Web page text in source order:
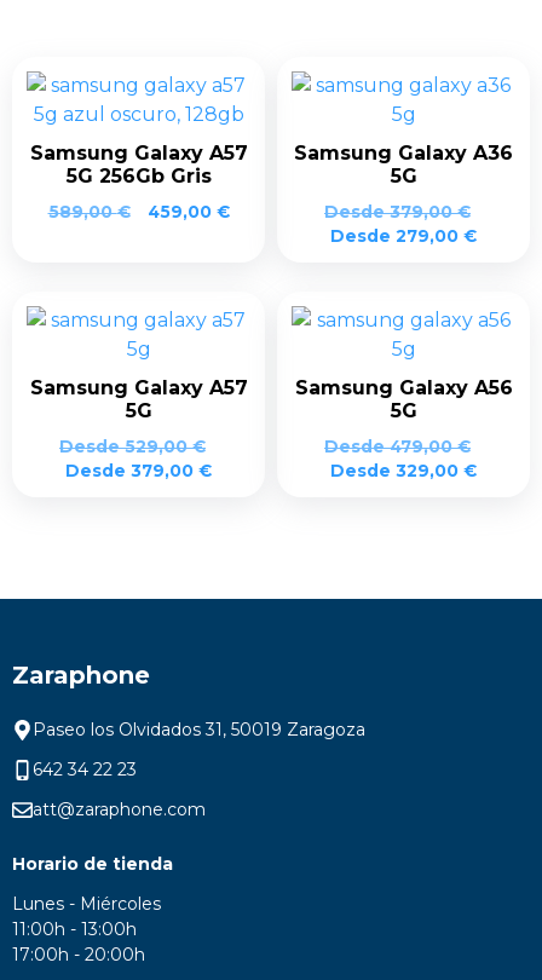
Samsung Galaxy A57
5G 256Gb Gris
589,00€
El
589,00 €.
459,00 €El
459,00 €.
Samsung Galaxy A36
5G
Desde379,00€
Desde 279,00 €
Samsung Galaxy A57
5G
Desde529,00€
Desde 379,00 €
Samsung Galaxy A56
5G
Desde479,00€
Desde 329,00 €
Zaraphone
Paseo los Olvidados 31, 50019 Zaragoza
642 34 22 23
att@zaraphone.com
Horario de tienda
Lunes - Miércoles
11:00h - 13:00h
17:00h - 20:00h